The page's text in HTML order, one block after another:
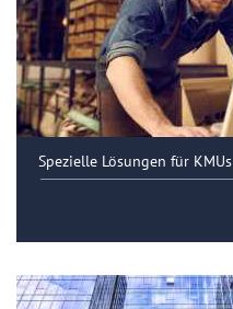
Spezielle Lösungen für KMUs